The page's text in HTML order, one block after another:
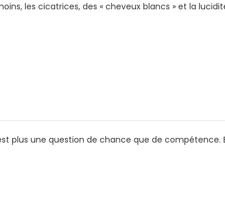
les cicatrices, des « cheveux blancs » et la
plus une question de chance que de compétence.